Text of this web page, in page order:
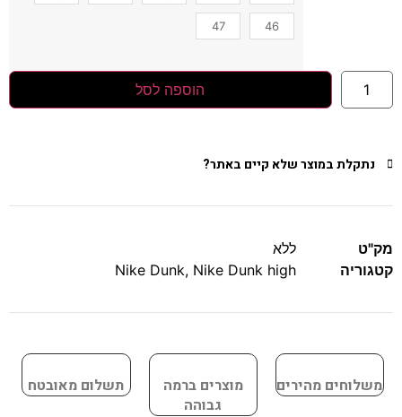
46
47
הוספה לסל
נתקלת במוצר שלא קיים באתר?
מק"ט
ללא
קטגוריה
Nike Dunk, Nike Dunk high
משלוחים מהירים
מוצרים ברמה
גבוהה
תשלום מאובטח